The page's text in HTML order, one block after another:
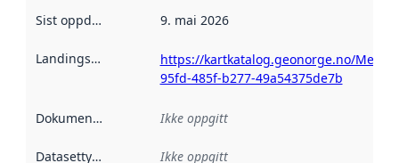
Sist oppdatert 9. mai 2026
Landingsside
https://kartkatalog.geonorge.no/
95fd-485f-b277-49a54375de7b
Dokumentasjon Ikke oppgitt
Datasettype Ikke oppgitt